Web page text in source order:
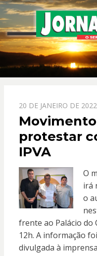
PPOSTADO
EM
20 DE JANEIRO DE 2022
protestar
IPVA
O
irá
o
frente ao Palácio do
12h. A informação
divulgada à